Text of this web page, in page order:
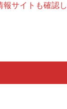
サイトも確認し